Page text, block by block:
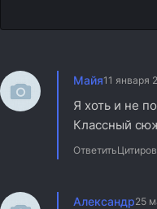
Майя11 января
Я хоть и не
Классный
Ответить
Александр25